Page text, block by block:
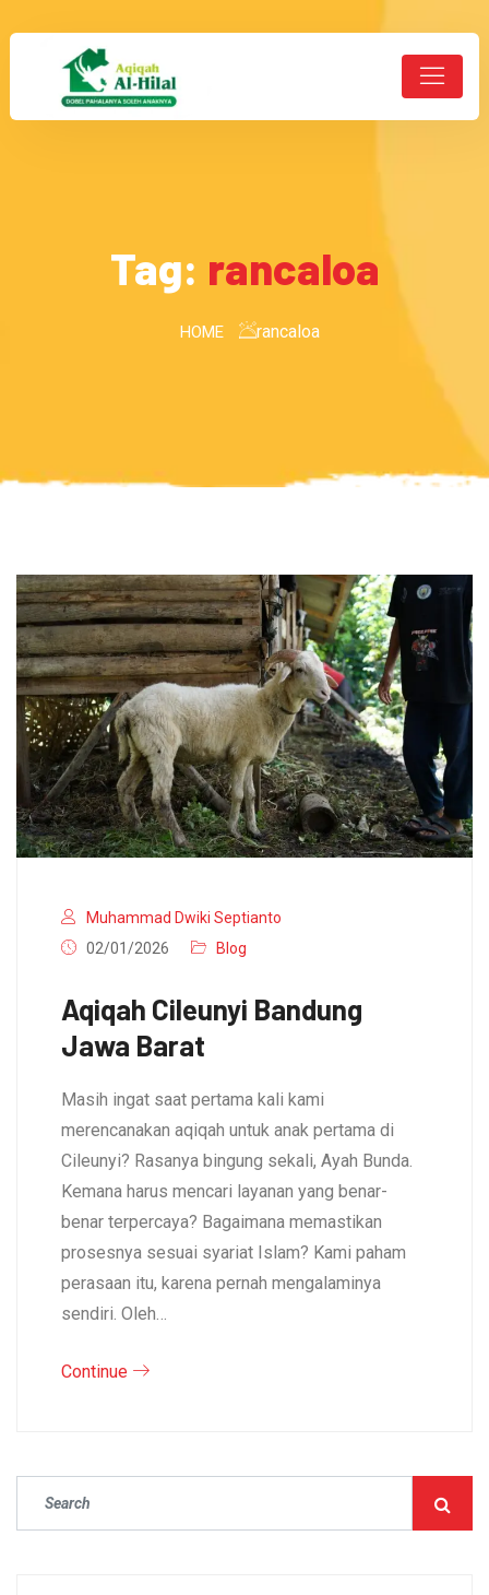
Tag: rancaloa
HOME rancaloa
Muhammad Dwiki Septianto
02/01/2026
Blog
Aqiqah Cileunyi Bandung
Jawa Barat
Masih ingat saat pertama kali kami
merencanakan aqiqah untuk anak pertama di
Cileunyi? Rasanya bingung sekali, Ayah Bunda.
Kemana harus mencari layanan yang benar-
benar terpercaya? Bagaimana memastikan
prosesnya sesuai syariat Islam? Kami paham
perasaan itu, karena pernah mengalaminya
sendiri. Oleh…
Continue